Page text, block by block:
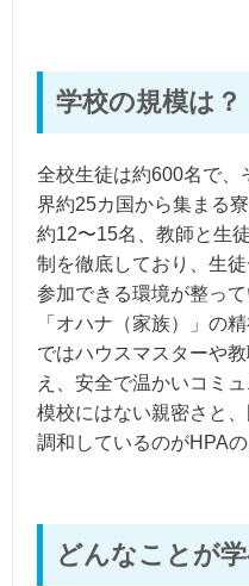
学校の規模は？
全校生徒は約600名で、
界約25カ国から集まる
約12〜15名、教師と生
制を徹底しており、生
参加できる環境が整っ
「オハナ（家族）」の
ではハウスマスターや
え、安全で温かいコミ
模校にはない親密さと
調和しているのがHPAの
どんなことが